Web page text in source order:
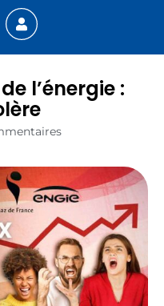
l’énergie :